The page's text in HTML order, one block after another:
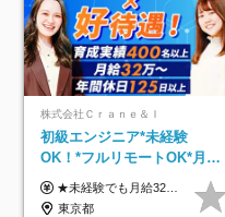
株式会社Ｃｒａｎｅ＆Ｉ
初級エンジニア*未経験
OK！*フルリモートOK*月給
32万～*残業月9.8h*1ヶ月の
研修*資格取得率100％
★未経験でも月給32万円スタート★ 月収32万円～35万円＋各種手当（資格手当だけで毎月15万の上乗せ実績あり！） ★資格手当豊富！1資格につき最大3万円支給 ★功績手当の導入で、毎月のお給与に上乗せで最大10万円支給している社員も！ ★1回の昇級で年収数十万UPも可 ★ゆくゆくは年収1000万以上も目指せる 年俸384万円～1,162万8,000円（12分割） ※経験・スキルを考慮の上決定します ※上記金額には固定残業代（月30h分・60,800円～66,500円）を含みます ※超過分は別途全額支給します ※試用期間2ヶ月間あり（その他待遇に差異はありません）
東京都